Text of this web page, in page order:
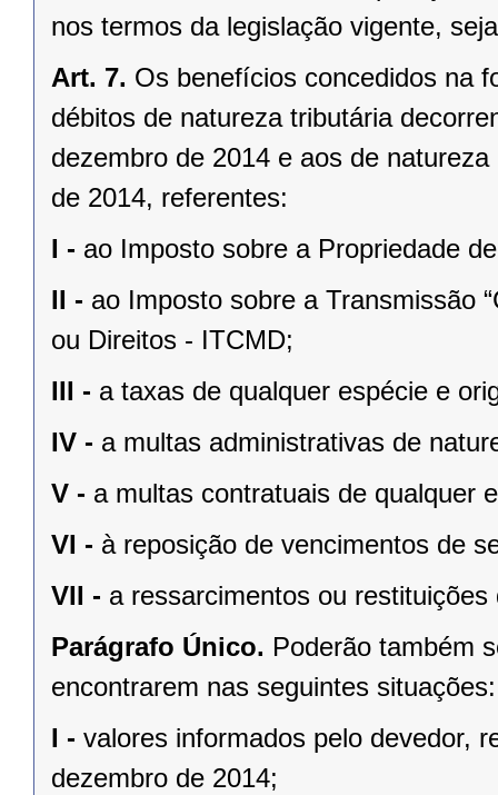
nos termos da legislação vigente,
Art. 7. Os benefícios concedidos na
débitos de natureza tributária
dezembro de 2014 e aos de
de 2014, referentes:
I - ao Imposto sobre a Propriedade
II - ao Imposto sobre a Transmissão
ou Direitos - ITCMD;
III - a taxas de qualquer espécie e
IV - a multas administrativas de
V - a multas contratuais de qualquer
VI - à reposição de vencimentos de
VII - a ressarcimentos ou
Parágrafo Único. Poderão também
encontrarem nas seguintes situações:
I - valores informados pelo devedor,
dezembro de 2014;